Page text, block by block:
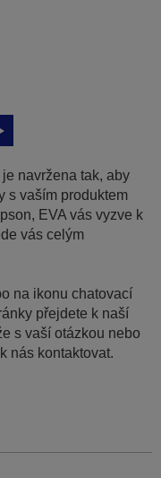
navržena tak, aby
s vaším produktem
EVA vás vyzve k
vás celým
na ikonu chatovací
přejdete k naší
s vaší otázkou nebo
nás kontaktovat.